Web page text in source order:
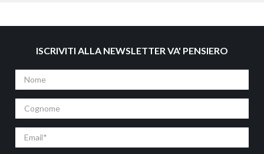
ISCRIVITI ALLA NEWSLETTER VA' PENSIERO
Nome
Cognome
Email